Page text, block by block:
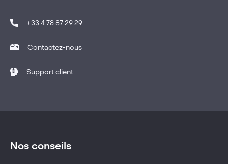
+33 4 78 87 29 29
Contactez-nous
Support client
Nos conseils